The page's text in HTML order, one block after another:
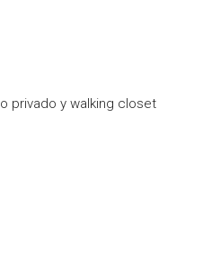
privado y walking closet